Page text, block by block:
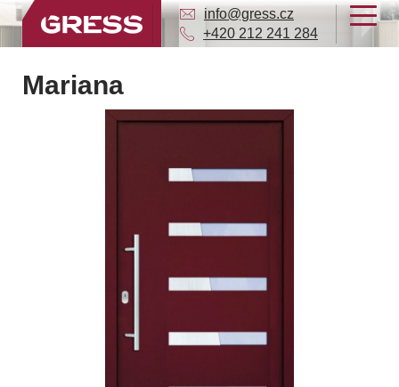
info@gress.cz
+420 212 241 284
Mariana